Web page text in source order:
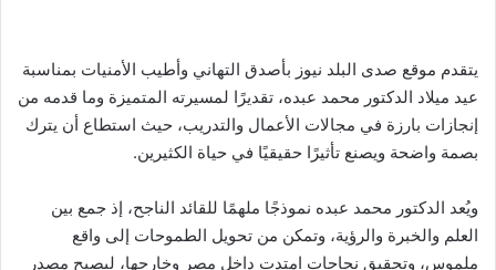
يتقدم موقع صدى البلد نيوز بأصدق التهاني وأطيب الأمنيات بمناسبة
عيد ميلاد الدكتور محمد عبده، تقديرًا لمسيرته المتميزة وما قدمه من
إنجازات بارزة في مجالات الأعمال والتدريب، حيث استطاع أن يترك
بصمة واضحة ويصنع تأثيرًا حقيقيًا في حياة الكثيرين.
ويُعد الدكتور محمد عبده نموذجًا ملهمًا للقائد الناجح، إذ جمع بين
العلم والخبرة والرؤية، وتمكن من تحويل الطموحات إلى واقع
ملموس، وتحقيق نجاحات امتدت داخل مصر وخارجها، ليصبح مصدر